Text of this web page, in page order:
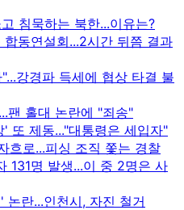
침묵하는 북한...이유는?
합동연설회...2시간 뒤쯤 결과
강경파 득세에 협상 타결 불
팬 홀대 논란에 "죄송"
또 제동..."대통령은 세입자"
흐로...피싱 조직 쫓는 경찰
131명 발생...이 중 2명은 사
논란...인천시, 자진 철거